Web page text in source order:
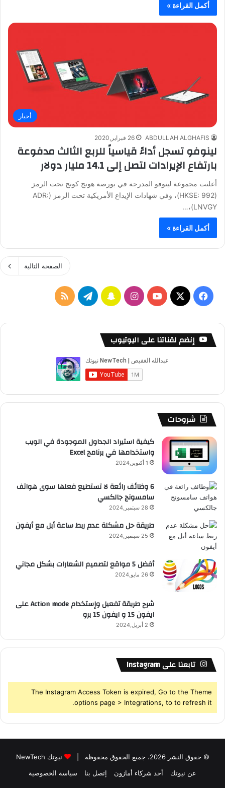
أكمل القراءة »
أخبار
ABDULLAH ALGHAFIS 26 فبراير,2020
لينوفو تسجل أداءً قياسياً للربع الثالث مدفوعة
بارتفاع الإيرادات لتصل إلى 14.1 مليار دولار
أعلنت مجموعة لينوفو المدرجة في بورصة هونج كونج تحت الرمز
(HKSE: 992)، وفي شهادات الإيداع الأمريكية تحت الرمز (ADR:
LNVGY)،…
أكمل القراءة »
الصفحة التالية
س
ك
o
u
u
e
س
ت
ر
م
س
ا
ب
ت
ش
ت
ق
ر
ا
ص
ا
ل
و
إنضم لقناتنا على اليوتيوب
شروحات
كيفية استيراد الجداول الموجودة في الويب
واستخدامها في برنامج Excel
1 أكتوبر,2024
6 وظائف رائعة لا تستطيع فعلها سوى هواتف
سامسونج جالكسي
28 سبتمبر,2024
طريقة حل مشكلة عدم ربط ساعة أبل مع أيفون
25 سبتمبر,2024
أفضل 5 مواقع لتصميم الشعارات بشكل مجاني
26 مايو,2024
شرح طريقة تفعيل وإستخدام Action mode على
ايفون 15 و ايفون 15 برو
2 أبريل,2024
تابعنا على Instagram
The Instagram Access Token is expired, Go to the Theme
options page > Integrations, to to refresh it.
© حقوق النشر 2026، جميع الحقوق محفوظة |
نيوتك NewTech
عن نيوتك
أحد شركاء أمازون إتصل بنا سياسة الخصوصية